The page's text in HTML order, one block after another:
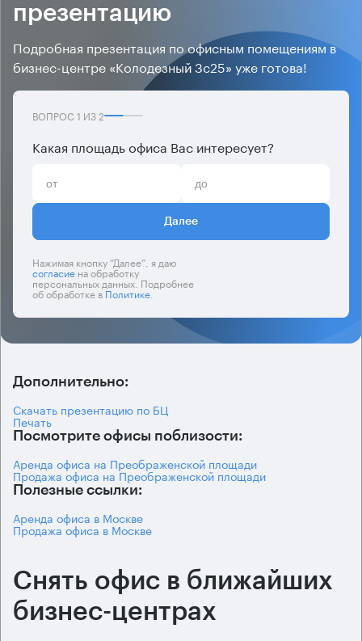
презентацию
Подробная презентация по офисным помещениям в
бизнес-центре «Колодезный 3с25» уже готова!
ВОПРОС 1 ИЗ2
Какая площадь офиса Вас интересует?
Далее
Нажимая кнопку “Далее”, я даю
согласиена обработку
персональных данных. Подробнее
об обработке вПолитике.
Дополнительно:
Скачать презентацию по БЦ
Печать
Посмотрите офисы поблизости:
Аренда офиса на Преображенской площади
Продажа офиса на Преображенской площади
Полезные ссылки:
Аренда офиса в Москве
Продажа офиса в Москве
Снять офис в ближайших
бизнес-центрах